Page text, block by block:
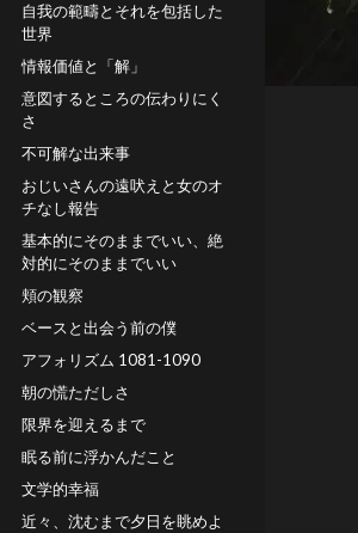
自我の範疇とそれを包括した
世界
情報価値と「解」
意図するところの伝わりにく
さ
不可解な出来事
おじいさんの遠吠えと女のオ
チなし報告
基本的にそのままでいい、絶
対的にそのままでいい
頬の観察
ベースと出会う前の僕
アフォリズム 1081-1090
朝の慌ただしさ
限界を迎えるまで
眠る前に浮かんだこと
文学的幸福
近々、沈むまで夕日を眺めよ